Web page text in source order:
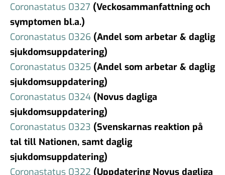
Coronastatus 0327 (Veckosammanfattning och
symptomen bl.a.)
Coronastatus 0326 (Andel som arbetar & daglig
sjukdomsuppdatering)
Coronastatus 0325 (Andel som arbetar & daglig
sjukdomsuppdatering)
Coronastatus 0324 (Novus dagliga
sjukdomsuppdatering)
Coronastatus 0323 (Svenskarnas reaktion på
tal till Nationen, samt daglig
sjukdomsuppdatering)
Coronastatus 0322 (Uppdatering Novus dagliga